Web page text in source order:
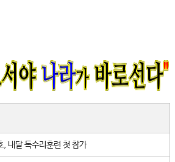
, 내달 독수리훈련 첫 참가